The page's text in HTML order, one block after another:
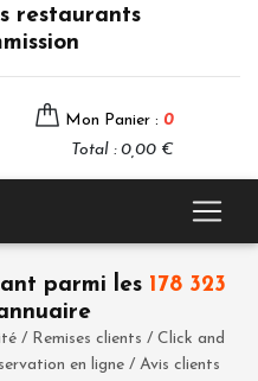
restaurants
Mon Panier : 0
Total : 0,00 €
parmi les 178 323
/ Remises clients / Click and
en ligne / Avis clients